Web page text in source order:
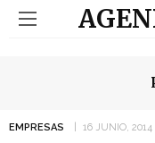
EMPRESAS 16 JUNIO, 2014